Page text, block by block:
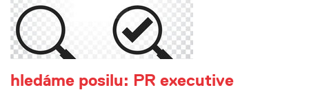
hledáme posilu: PR executive